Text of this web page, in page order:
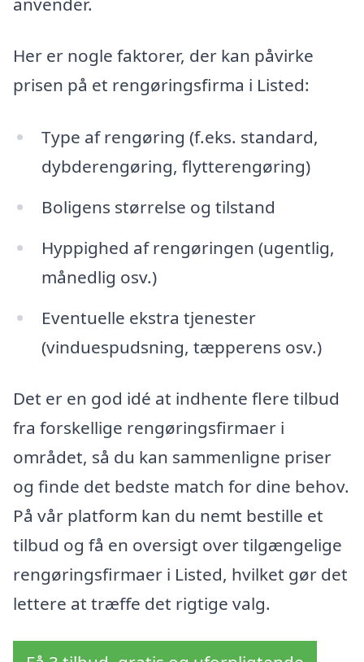
Her er nogle faktorer, der kan påvirke
prisen på et rengøringsfirma i Listed:
Type af rengøring (f.eks. standard,
dybderengøring, flytterengøring)
Boligens størrelse og tilstand
Hyppighed af rengøringen (ugentlig,
månedlig osv.)
Eventuelle ekstra tjenester
(vinduespudsning, tæpperens osv.)
Det er en god idé at indhente flere tilbud
fra forskellige rengøringsfirmaer i
området, så du kan sammenligne priser
og finde det bedste match for dine behov.
På vår platform kan du nemt bestille et
tilbud og få en oversigt over tilgængelige
rengøringsfirmaer i Listed, hvilket gør det
lettere at træffe det rigtige valg.